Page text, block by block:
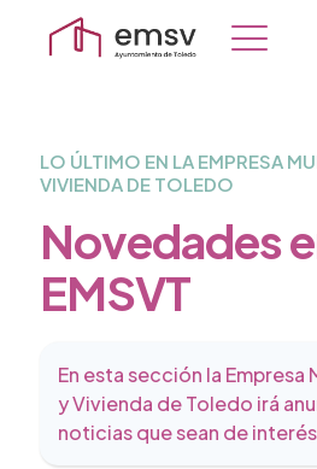
LO ÚLTIMO EN LA EMPRESA
VIVIENDA DE TOLEDO
Novedades
EMSVT
En esta sección la Empresa
y Vivienda de Toledo irá
noticias que sean de